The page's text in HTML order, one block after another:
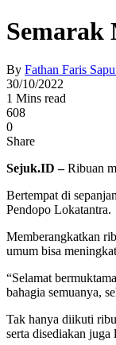
Semarak
By Fathan Faris
30/10/2022
1 Mins read
608
0
Share
Sejuk.ID –Ribuan
Bertempat di
Pendopo Lokatantra.
Memberangkatkan
umum bisa
“Selamat
bahagia semuanya,
Tak hanya diikuti
serta disediakan juga